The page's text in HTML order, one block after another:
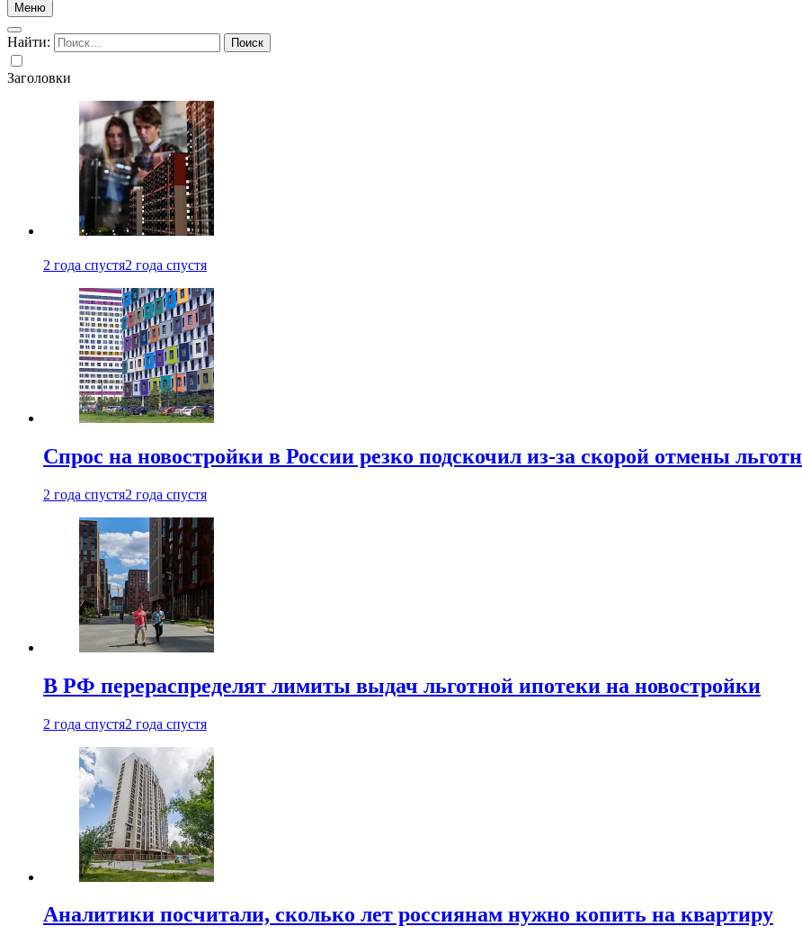
Меню
Найти:
Заголовки
2 года спустя2 года спустя
Спрос на новостройки в России резко подскочил из-за скорой отмены
2 года спустя2 года спустя
В РФ перераспределят лимиты выдач льготной ипотеки на новостройки
2 года спустя2 года спустя
Аналитики посчитали, сколько лет россиянам нужно копить на квартиру